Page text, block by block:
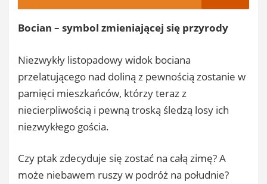
Bocian – symbol zmieniającej się przyrody
Niezwykły listopadowy widok bociana
przelatującego nad doliną z pewnością zostanie w
pamięci mieszkańców, którzy teraz z
niecierpliwością i pewną troską śledzą losy ich
niezwykłego gościa.
Czy ptak zdecyduje się zostać na całą zimę? A
może niebawem ruszy w podróż na południe?